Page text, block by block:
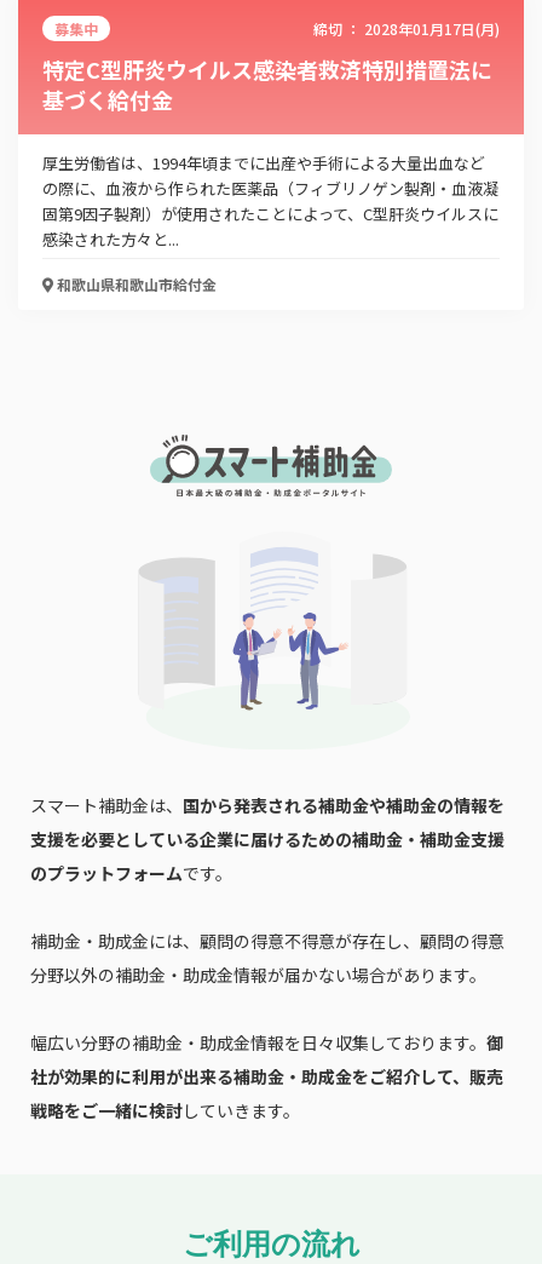
住宅の省エネ改修に伴う固定資産税の減額措置
お名前
会社名
利用規約に同意したものとみなさ
募集中 締切 ： 2028年01月17日(月)
特定C型肝炎ウイルス感染者救済特別措置法に
基づく給付金
厚生労働省は、1994年頃までに出産や手術による大量出血など
の際に、血液から作られた医薬品（フィブリノゲン製剤・血液凝
固第9因子製剤）が使用されたことによって、C型肝炎ウイルスに
感染された方々と...
和歌山県和歌山市給付金
スマート補助金は、 国から発表される補助金や補助金の情報を
支援を必要としている企業に届けるための補助金・補助金支援
のプラットフォームです。
補助金・助成金には、顧問の得意不得意が存在し、顧問の得意
分野以外の補助金・助成金情報が届かない場合があります。
幅広い分野の補助金・助成金情報を日々収集しております。 御
社が効果的に利用が出来る補助金・助成金をご紹介して、販売
戦略をご一緒に検討していきます。
ご利用の流れ